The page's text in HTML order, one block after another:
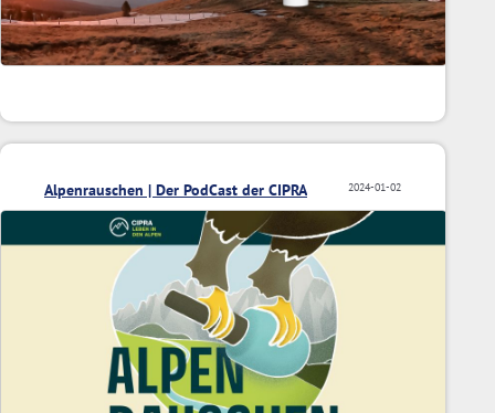
2024-01-02
Alpenrauschen | Der PodCast der CIPRA